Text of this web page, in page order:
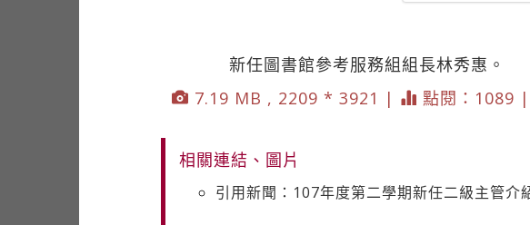
新任圖書館參考服務組組長林秀惠。
7.19 MB , 2209 * 3921 |
點閱：1089 |
相關連結、圖片
引用新聞：107年度第二學期新任二級主管